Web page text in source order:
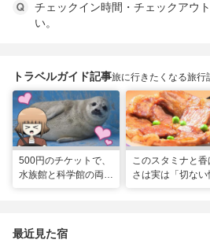
チェックイン時間・チェックアウ
い。
トラベルガイド記事旅に行きたくなる旅行
500円のチケットで、
水族館と科学館の両方
このスタミナと香
さは実は「切ない
最近見た宿